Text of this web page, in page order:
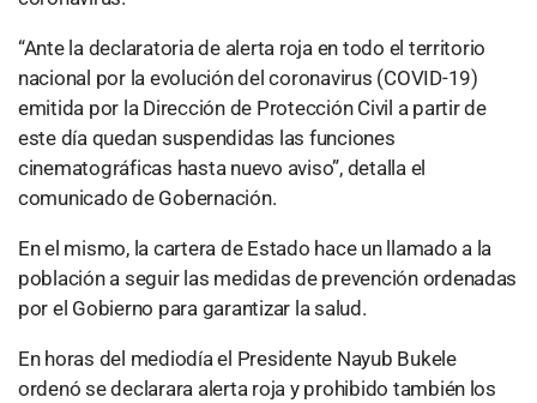
“Ante la declaratoria de alerta roja en todo el territorio
nacional por la evolución del coronavirus (COVID-19)
emitida por la Dirección de Protección Civil a partir de
este día quedan suspendidas las funciones
cinematográficas hasta nuevo aviso”, detalla el
comunicado de Gobernación.
En el mismo, la cartera de Estado hace un llamado a la
población a seguir las medidas de prevención ordenadas
por el Gobierno para garantizar la salud.
En horas del mediodía el Presidente Nayub Bukele
ordenó se declarara alerta roja y prohibido también los